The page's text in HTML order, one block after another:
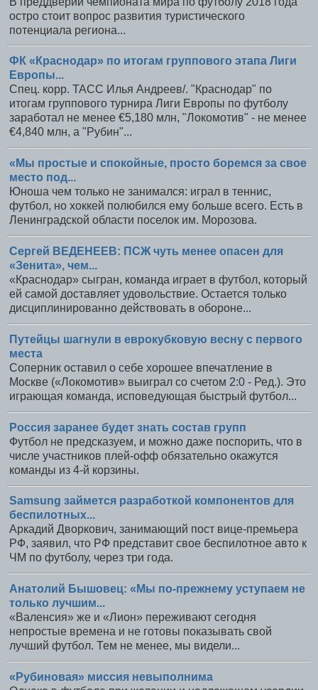
остро стоит вопрос развития туристического
потенциала региона...
ФК «Краснодар» по итогам группового этапа Лиги
Европы...
Спец. корр. ТАСС Илья Андреев/. "Краснодар" по
итогам группового турнира Лиги Европы по футболу
заработал не менее €5,180 млн, "Локомотив" - не менее
€4,840 млн, а "Рубин"...
«Мы простые и спокойные, просто боремся за свое
место под...
Юноша чем только не занимался: играл в теннис,
футбол, но хоккей полюбился ему больше всего. Есть в
Ленинградской области поселок им. Морозова.
Сергей ВЕДЕНЕЕВ: ПСЖ чуть менее опасен для
«Зенита», чем...
«Краснодар» сыгран, команда играет в футбол, который
ей самой доставляет удовольствие. Остается только
дисциплинированно действовать в обороне...
Путейцы шагнули в еврокубковую весну с первого
места
Соперник оставил о себе хорошее впечатление в
Москве («Локомотив» выиграл со счетом 2:0 - Ред.). Это
играющая команда, исповедующая быстрый футбол...
Россия заранее будет знать состав групп
Футбол не предсказуем, и можно даже поспорить, что в
числе участников плей-офф обязательно окажутся
команды из 4-й корзины.
Samsung займется разработкой компонентов для
беспилотных...
Аркадий Дворкович, занимающий пост вице-премьера
РФ, заявил, что РФ представит свое беспилотное авто к
ЧМ по футболу, через три года.
Анатолий Бышовец: «Мы по-прежнему уступаем не
только лучшим...
«Валенсия» же и «Лион» переживают сегодня
непростые времена и не готовы показывать свой
лучший футбол. Тем не менее, мы видели...
«Рубиновая» миссия невыполнима